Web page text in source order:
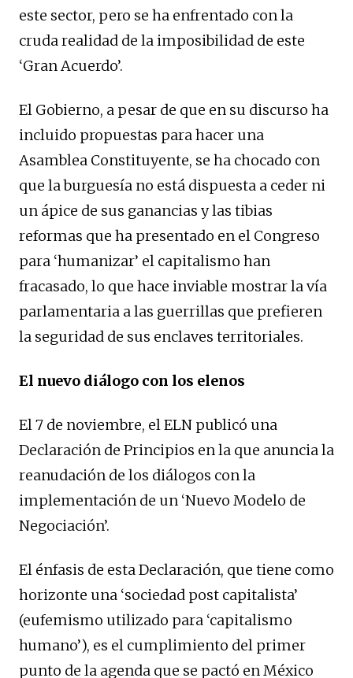
este sector, pero se ha enfrentado con la
cruda realidad de la imposibilidad de este
‘Gran Acuerdo’.
El Gobierno, a pesar de que en su discurso ha
incluido propuestas para hacer una
Asamblea Constituyente, se ha chocado con
que la burguesía no está dispuesta a ceder ni
un ápice de sus ganancias y las tibias
reformas que ha presentado en el Congreso
para ‘humanizar’ el capitalismo han
fracasado, lo que hace inviable mostrar la vía
parlamentaria a las guerrillas que prefieren
la seguridad de sus enclaves territoriales.
El nuevo diálogo con los elenos
El 7 de noviembre, el ELN publicó una
Declaración de Principios en la que anuncia la
reanudación de los diálogos con la
implementación de un ‘Nuevo Modelo de
Negociación’.
El énfasis de esta Declaración, que tiene como
horizonte una ‘sociedad post capitalista’
(eufemismo utilizado para ‘capitalismo
humano’), es el cumplimiento del primer
punto de la agenda que se pactó en México